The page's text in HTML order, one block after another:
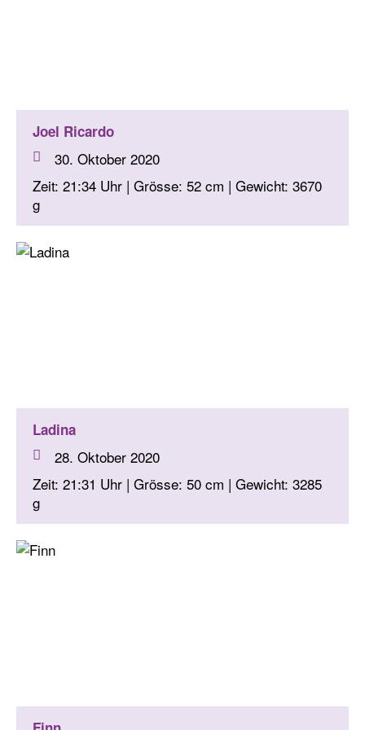
Joel Ricardo
30. Oktober 2020
Zeit: 21:34 Uhr | Grösse: 52 cm | Gewicht: 3670
g
Ladina
28. Oktober 2020
Zeit: 21:31 Uhr | Grösse: 50 cm | Gewicht: 3285
g